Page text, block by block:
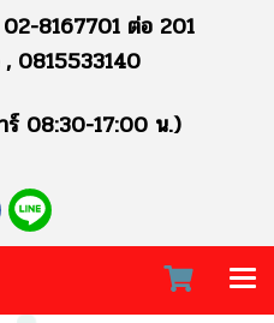
8167701 ต่อ 201
0815533140
ร์ 08:30-17:00 น.)